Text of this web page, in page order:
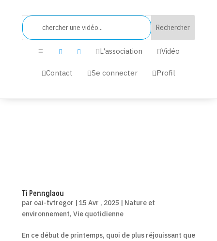
a   L'association Vidéo
Contact Se connecter Profil
Ti Pennglaou
par oai-tvtregor | 15 Avr , 2025 | Nature et
environnement, Vie quotidienne
En ce début de printemps, quoi de plus réjouissant que